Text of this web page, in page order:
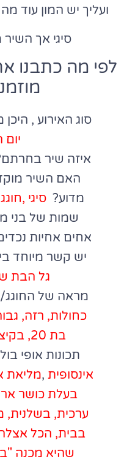
ועליך יש המון עוד
סיגי אך
לפי מה כתבנו
סוג האירוע ,
יום
איזה שיר
האם השיר
מדוע? סיגי
שמות של
אחים אחיות
יש קשר מיוחד
גל הבת
מראה של
כחולות, רזה,
בת 20, בקיצור נראית דוגמנית.
תכונות אופי
אינסופית,מליאת
בעלת כושר
בבית, הכל
שהיא מכנה